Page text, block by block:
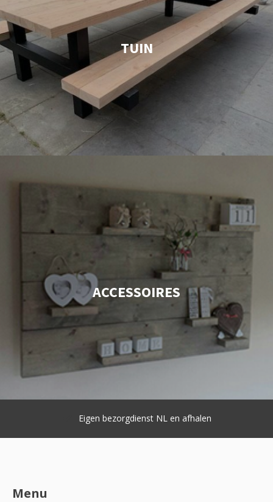
TUIN
ACCESSOIRES
Eigen bezorgdienst NL en afhalen
Menu